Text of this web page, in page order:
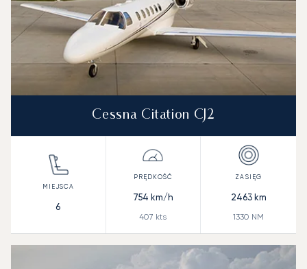
Cessna Citation CJ2
6
754 km/h
407 kts
2463km
1330 NM